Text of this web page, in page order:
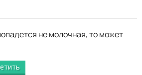
не молочная, то может